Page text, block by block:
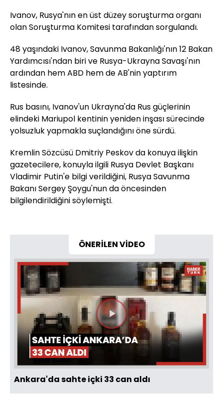
Ivanov, Rusya'nın en üst düzey soruşturma organı
olan Soruşturma Komitesi tarafından sorgulandı.
48 yaşındaki Ivanov, Savunma Bakanlığı'nın 12 Bakan
Yardımcısı'ndan biri ve Rusya-Ukrayna Savaşı'nın
ardından hem ABD hem de AB'nin yaptırım
listesinde.
Rus basını, Ivanov'un Ukrayna'da Rus güçlerinin
elindeki Mariupol kentinin yeniden inşası sürecinde
yolsuzluk yapmakla suçlandığını öne sürdü.
Kremlin Sözcüsü Dmitriy Peskov da konuya ilişkin
gazetecilere, konuyla ilgili Rusya Devlet Başkanı
Vladimir Putin'e bilgi verildiğini, Rusya Savunma
Bakanı Sergey Şoygu'nun da öncesinden
bilgilendirildiğini söylemişti.
ÖNERİLEN VİDEO
Videoyu
Oynat
Ankara'da sahte içki 33 can aldı